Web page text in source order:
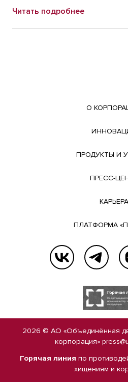
Читать подробнее
О
ПРОДУКТЫ И
ПРЕСС-
КАРЬЕРА
ПЛАТФОРМА
2026 © АО «Объединённая
корпорация»
Горячая линия по
хищениям и